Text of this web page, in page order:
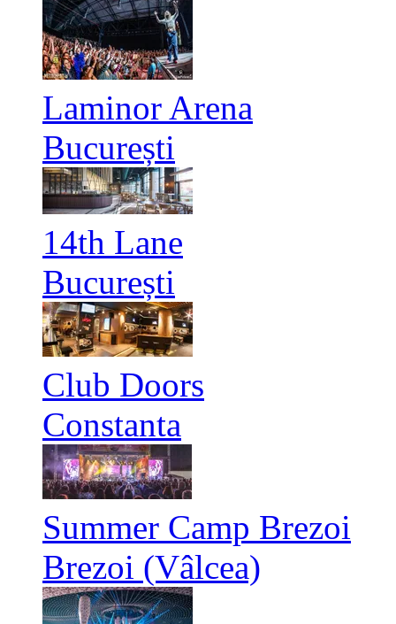
Laminor Arena
București
14th Lane
București
Club Doors
Constanta
Summer Camp Brezoi
Brezoi (Vâlcea)